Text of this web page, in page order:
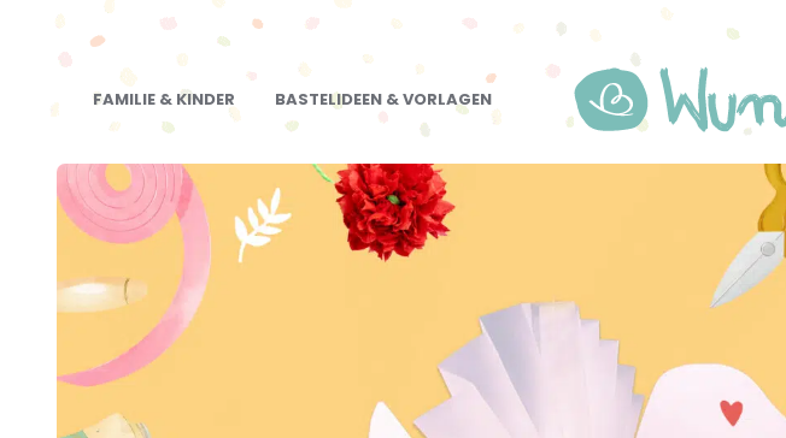
FAMILIE & KINDER BASTELIDEEN & VORLAGEN